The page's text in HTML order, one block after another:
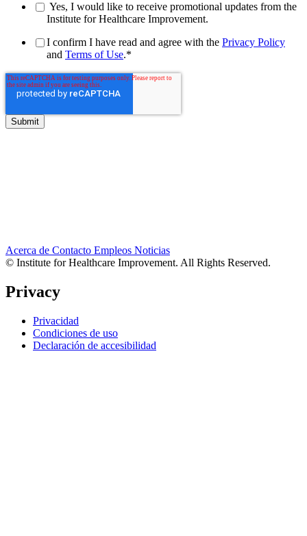
Yes, I would like to receive promotional updates from the
Institute for Healthcare Improvement.
I confirm I have read and agree with the Privacy Policy
and Terms of Use.*
Acerca de Contacto Empleos Noticias
© Institute for Healthcare Improvement. All Rights Reserved.
Privacy
Privacidad
Condiciones de uso
Declaración de accesibilidad